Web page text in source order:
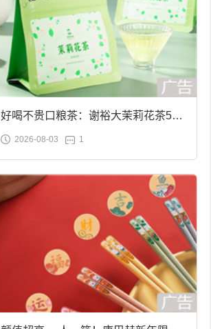
好喝不贵口粮茶：谢裕大茉莉花茶50g
袋装9.9元到手
2026-08-03 1